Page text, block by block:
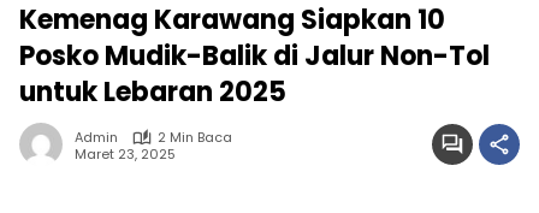
Kemenag Karawang Siapkan 10
Posko Mudik-Balik di Jalur Non-Tol
untuk Lebaran 2025
Admin
2 Min Baca
Maret 23, 2025